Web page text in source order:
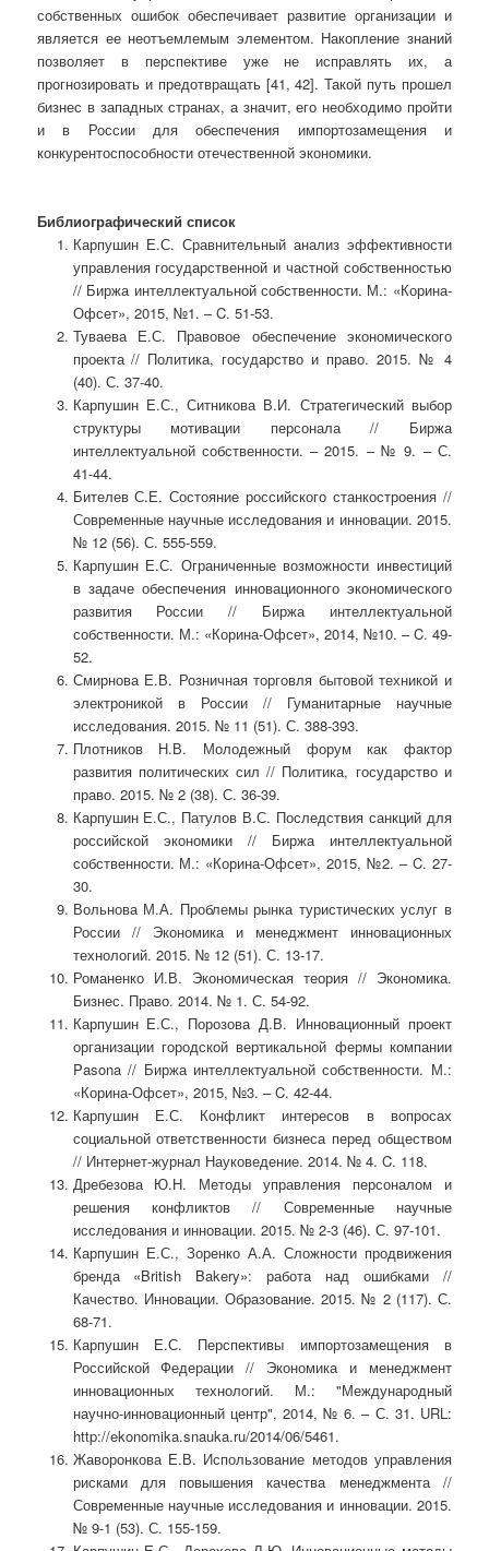
собственных ошибок обеспечивает развитие организации и
является ее неотъемлемым элементом. Накопление знаний
позволяет в перспективе уже не исправлять их, а
прогнозировать и предотвращать [41, 42]. Такой путь прошел
бизнес в западных странах, а значит, его необходимо пройти
и в России для обеспечения импортозамещения и
конкурентоспособности отечественной экономики.
Библиографический список
Карпушин Е.С. Сравнительный анализ эффективности
управления государственной и частной собственностью
// Биржа интеллектуальной собственности. М.: «Корина-
Офсет», 2015, №1. – C. 51-53.
Туваева Е.С. Правовое обеспечение экономического
проекта // Политика, государство и право. 2015. № 4
(40). С. 37-40.
Карпушин Е.С., Ситникова В.И. Стратегический выбор
структуры мотивации персонала // Биржа
интеллектуальной собственности. – 2015. – № 9. – С.
41-44.
Бителев С.Е. Состояние российского станкостроения //
Современные научные исследования и инновации. 2015.
№ 12 (56). С. 555-559.
Карпушин Е.С. Ограниченные возможности инвестиций
в задаче обеспечения инновационного экономического
развития России // Биржа интеллектуальной
собственности. М.: «Корина-Офсет», 2014, №10. – C. 49-
52.
Смирнова Е.В. Розничная торговля бытовой техникой и
электроникой в России // Гуманитарные научные
исследования. 2015. № 11 (51). С. 388-393.
Плотников Н.В. Молодежный форум как фактор
развития политических сил // Политика, государство и
право. 2015. № 2 (38). С. 36-39.
Карпушин Е.С., Патулов В.С. Последствия санкций для
российской экономики // Биржа интеллектуальной
собственности. М.: «Корина-Офсет», 2015, №2. – C. 27-
30.
Вольнова М.А. Проблемы рынка туристических услуг в
России // Экономика и менеджмент инновационных
технологий. 2015. № 12 (51). С. 13-17.
Романенко И.В. Экономическая теория // Экономика.
Бизнес. Право. 2014. № 1. С. 54-92.
Карпушин Е.С., Порозова Д.В. Инновационный проект
организации городской вертикальной фермы компании
Pasona // Биржа интеллектуальной собственности. М.:
«Корина-Офсет», 2015, №3. – C. 42-44.
Карпушин Е.С. Конфликт интересов в вопросах
социальной ответственности бизнеса перед обществом
// Интернет-журнал Науковедение. 2014. № 4. C. 118.
Дребезова Ю.Н. Методы управления персоналом и
решения конфликтов // Современные научные
исследования и инновации. 2015. № 2-3 (46). С. 97-101.
Карпушин Е.С., Зоренко А.А. Сложности продвижения
бренда «British Bakery»: работа над ошибками //
Качество. Инновации. Образование. 2015. № 2 (117). С.
68-71.
Карпушин Е.С. Перспективы импортозамещения в
Российской Федерации // Экономика и менеджмент
инновационных технологий. М.: "Международный
научно-инновационный центр", 2014, № 6. – С. 31. URL:
http://ekonomika.snauka.ru/2014/06/5461.
Жаворонкова Е.В. Использование методов управления
рисками для повышения качества менеджмента //
Современные научные исследования и инновации. 2015.
№ 9-1 (53). С. 155-159.